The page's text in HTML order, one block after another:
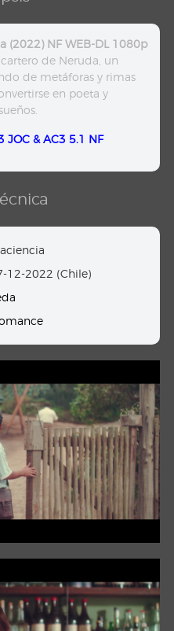
(2022) NF WEB-DL 1080p
de Neruda, un
de metáforas y rimas
en poeta y
JOC & AC3 5.1 NF
12-2022 (Chile)